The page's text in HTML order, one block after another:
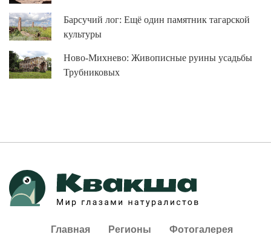
Барсучий лог: Ещё один памятник тагарской
культуры
Ново-Михнево: Живописные руины усадьбы
Трубниковых
Главная Регионы Фотогалерея